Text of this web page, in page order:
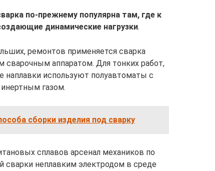
по-прежнему популярна там, где к
динамические нагрузки.
ремонтов применяется сварка
аппаратом. Для тонких работ,
наплавки используют полуавтоматы с
газом.
сборки изделия под сварку
сплавов арсенал механиков по
сварки неплавким электродом в среде